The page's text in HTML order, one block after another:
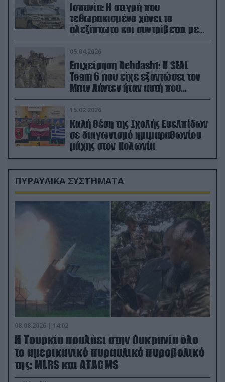
Ισπανία: Η στιγμή που
τεθωρακισμένο χάνει το
αλεξίπτωτο και συντρίβεται με
ορμή στο έδαφος (βίντεο)
05.04.2026
Επιχείρηση Dehdasht: Η SEAL
Team 6 που είχε εξοντώσει τον
Μπιν Λάντεν ήταν αυτή που
διέσωσε τον πιλότο του F-15
15.02.2026
Καλή θέση της Σχολής Ευελπίδων
σε διαγωνισμό ημιμαραθωνίου
μάχης στον Πολωνία
ΠΥΡΑΥΛΙΚΑ ΣΥΣΤΗΜΑΤΑ
08.08.2026 | 14:02
Η Τουρκία πουλάει στην Ουκρανία όλο
το αμερικανικό πυραυλικό πυροβολικό
της: MLRS και ΑΤΑCMS